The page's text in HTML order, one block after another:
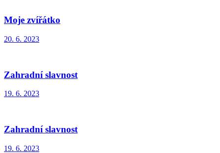
Moje zvířátko
20. 6. 2023
Zahradní slavnost
19. 6. 2023
Zahradní slavnost
19. 6. 2023